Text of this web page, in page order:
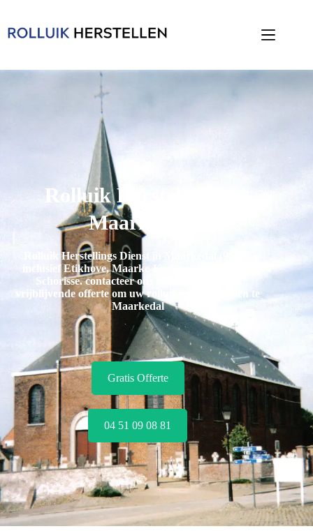
Rolluik Herstellen in
Maarkedal
Rolluik Herstellings Dienst in Maarkedal (9680),
inclusiefEtikhove, Maarke-Kerkem, Nukerke en
Schorisse. contacteer ons voor een gratis en
vrijblijvende offerte om uw rolluiken te herstellen te
Maarkedal
Gratis Offerte
04 51 09 08 81